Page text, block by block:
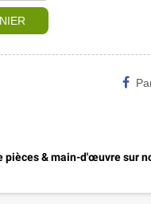
pièces & main-d'œuvre sur